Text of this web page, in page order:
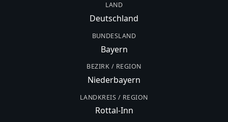
LAND
Deutschland
BUNDESLAND
Bayern
BEZIRK / REGION
Niederbayern
LANDKREIS / REGION
Rottal-Inn